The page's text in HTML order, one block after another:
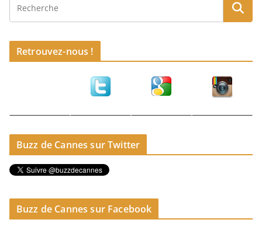
Retrouvez-nous !
Buzz de Cannes sur Twitter
Buzz de Cannes sur Facebook